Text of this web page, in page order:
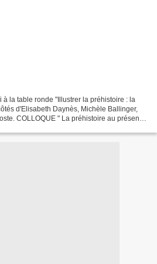
la table ronde "Illustrer la préhistoire : la
d'Elisabeth Daynès, Michèle Ballinger,
COLLOQUE " La préhistoire au présent :